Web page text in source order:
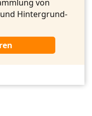
von
Hintergrund-